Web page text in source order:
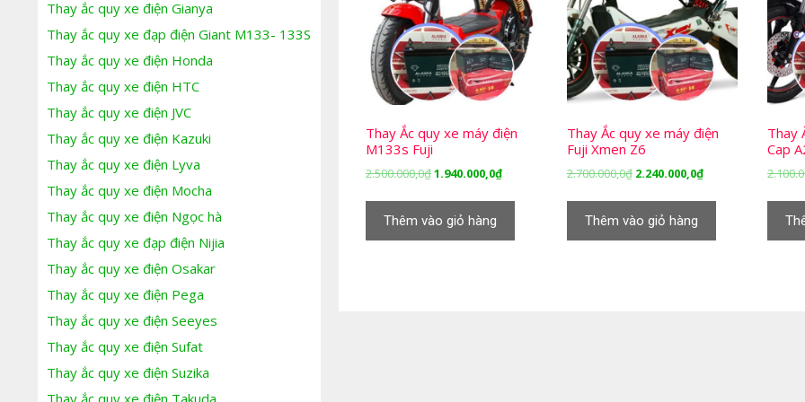
Thay Ắc quy xe máy điện
M133s Fuji
2.500.000,0₫Giá
2.500.000,0₫.
1.940.000,0₫Giá
1.940.000,0₫.
Thêm vào giỏ hàng
Thay Ắc quy xe máy điện
Fuji Xmen Z6
2.700.000,0₫ Giá
2.700.000,0₫.
2.240.000,0₫Giá
2.240.000,0₫.
Thêm vào giỏ hàng
Thay
Cap
Thay ắc quy xe điện Gianya
Thay ắc quy xe đạp điện Giant M133- 133S
Thay ắc quy xe điện Honda
Thay ắc quy xe điện HTC
Thay ắc quy xe điện JVC
Thay ắc quy xe điện Kazuki
Thay ắc quy xe điện Lyva
Thay ắc quy xe điện Mocha
Thay ắc quy xe điện Ngọc hà
Thay ắc quy xe đạp điện Nijia
Thay ắc quy xe điện Osakar
Thay ắc quy xe điện Pega
Thay ắc quy xe điện Seeyes
Thay ắc quy xe điện Sufat
Thay ắc quy xe điện Suzika
Thay ắc quy xe điện Takuda